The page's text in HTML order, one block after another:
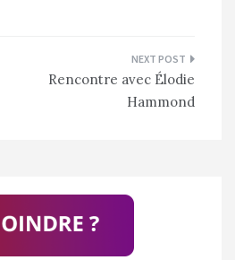
Rencontre avec Élodie
Hammond